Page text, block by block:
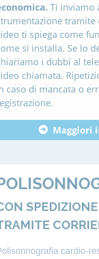
Ti inviamo
tramite
ti spiega come
si installa. Se lo
i dubbi al
chiamata.
caso di mancata o
Maggiori
cardio-